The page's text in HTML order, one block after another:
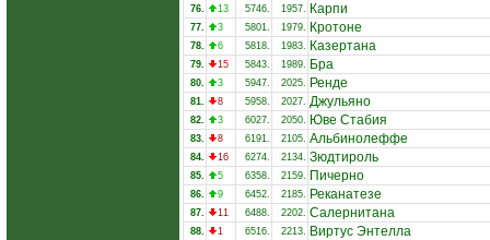
76. 13 5746. 1957. Карпи
77. 3 5801. 1979. Кротоне
78. 6 5818. 1983. Казертана
79. 15 5843. 1989. Бра
80. 3 5947. 2025. Ренде
81. 8 5958. 2027. Джульяно
82. 3 6027. 2050. Юве Стабия
83. 8 6191. 2105. Альбинолеффе
84. 16 6274. 2134. Зюдтироль
85. 5 6358. 2159. Пичерно
86. 9 6452. 2185. Реканатезе
87. 11 6488. 2202. Салернитана
88. 1 6516. 2213. Виртус Энтелла